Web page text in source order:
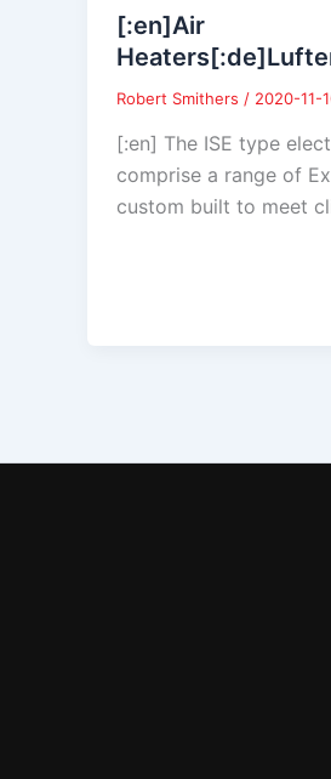
[:en]Air
Robert Smithers / 2020-11-
[:en] The ISE type
comprise a range of
custom built to meet